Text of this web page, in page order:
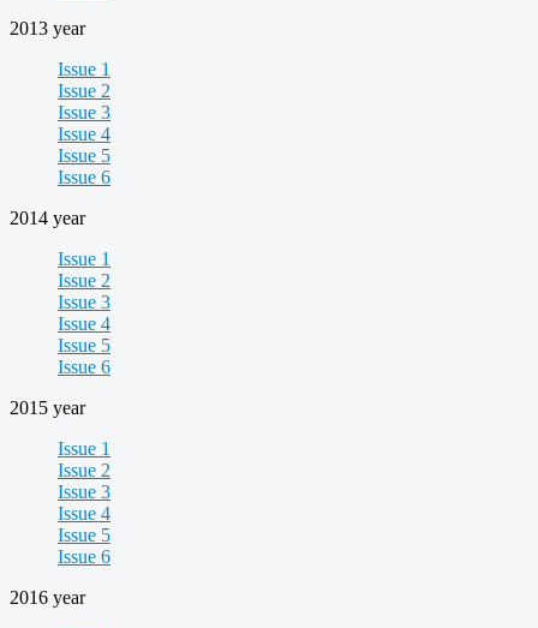
2013 year
Issue 1
Issue 2
Issue 3
Issue 4
Issue 5
Issue 6
2014 year
Issue 1
Issue 2
Issue 3
Issue 4
Issue 5
Issue 6
2015 year
Issue 1
Issue 2
Issue 3
Issue 4
Issue 5
Issue 6
2016 year